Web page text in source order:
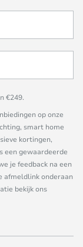
€249.
op onze
smart home
kortingen,
een gewaardeerde
je feedback na een
afmeldlink onderaan
bekijk ons